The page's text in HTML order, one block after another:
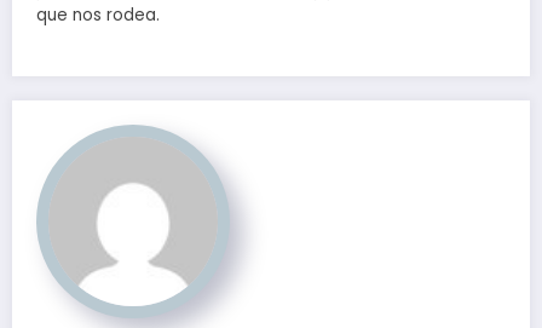
que nos rodea.